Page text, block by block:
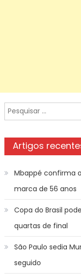
Pesquisar
por:
Artigos
Mbappé confirma
marca de 56 anos
Copa do Brasil
quartas de final
São Paulo sedia
seguido